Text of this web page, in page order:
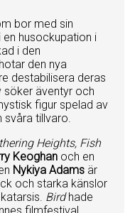
bor med sin
husockupation i
i den
den nya
destabilisera deras
söker äventyr och
figur spelad av
svåra tillvaro.
Heights, Fish
Keoghan och en
Nykiya Adams är
och starka känslor
Birdhade